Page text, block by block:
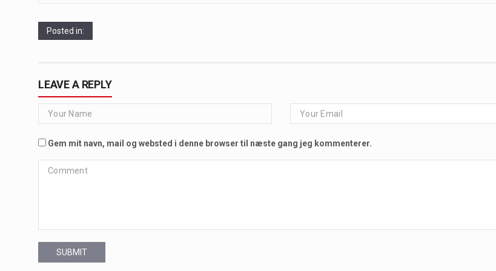
Posted in:
LEAVE A REPLY
Gem mit navn, mail og websted i denne browser til næste gang jeg kommenterer.
SUBMIT